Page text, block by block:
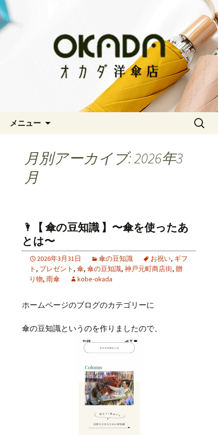
オカダ洋傘店
神戸三宮の老舗 オシャレな傘をお求
めならオカダ洋傘店
メニュー
検
月別アーカイブ: 2026年3
月
🌂【 傘の豆知識 】〜傘を使ったあ
とは〜
2026年3月31日 傘の豆知識 お祝い, ギフ
ト , プレゼント , 傘, 傘の豆知識, 神戸元町商店街, 贈
り物, 雨傘 kobe-okada
ホームページのブログのカテゴリーに
傘の豆知識というのを作りましたので、